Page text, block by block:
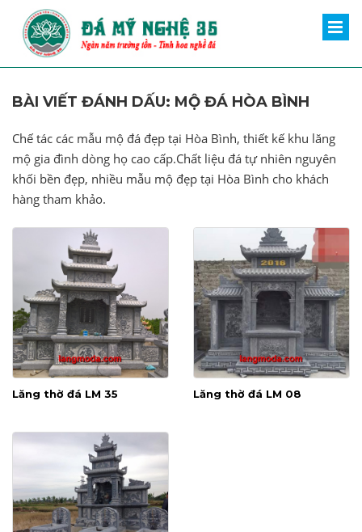
BÀI VIẾT ĐÁNH DẤU: MỘ ĐÁ HÒA BÌNH
Chế tác các mẫu mộ đá đẹp tại Hòa Bình, thiết kế khu lăng
mộ gia đình dòng họ cao cấp.Chất liệu đá tự nhiên nguyên
khối bền đẹp, nhiều mẫu mộ đẹp tại Hòa Bình cho khách
hàng tham khảo.
Lăng thờ đá LM 35 Lăng thờ đá LM 08